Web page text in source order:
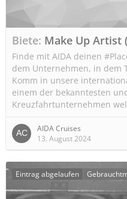
Biete Make Up Artist
Finde mit AIDA deinen
dem Unternehmen, in dem
Komm in unsere
einem der bekanntesten
Kreuzfahrtunternehmen
AIDA Cruises
13. August 2024
Eintrag abgelaufen